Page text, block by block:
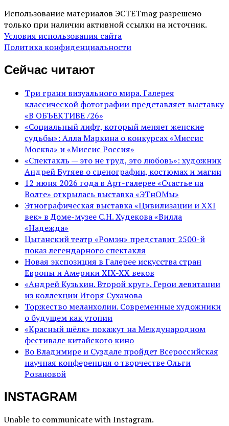
Использование материалов ЭСТЕТmag разрешено
только при наличии активной ссылки на источник.
Условия использования сайта
Политика конфиденциальности
Сейчас читают
Три грани визуального мира. Галерея
классической фотографии представляет выставку
«В ОБЪЕКТИВЕ /26»
«Социальный лифт, который меняет женские
судьбы»: Алла Маркина о конкурсах «Миссис
Москва» и «Миссис Россия»
«Спектакль — это не труд, это любовь»: художник
Андрей Бутяев о сценографии, костюмах и магии
12 июня 2026 года в Арт-галерее «Счастье на
Волге» открылась выставка «ЭТнОМы»
Этнографическая выставка «Цивилизации и ХХI
век» в Доме-музее С.Н. Худекова «Вилла
«Надежда»
Цыганский театр «Ромэн» представит 2500-й
показ легендарного спектакля
Новая экспозиция в Галерее искусства стран
Европы и Америки XIX-XX веков
«Андрей Кузькин. Второй круг». Герои левитации
из коллекции Игоря Суханова
Торжество меланхолии. Современные художники
о будущем как утопии
«Красный шёлк» покажут на Международном
фестивале китайского кино
Во Владимире и Суздале пройдет Всероссийская
научная конференция о творчестве Ольги
Розановой
INSTAGRAM
Unable to communicate with Instagram.